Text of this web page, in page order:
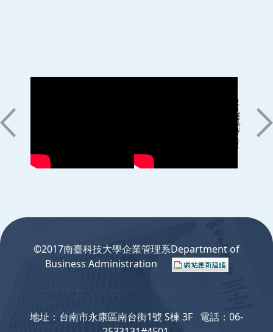
©2017南臺科技大學企業管理系Department of
Business Administration
地址：台南市永康區南台街1號 S棟 3F 電話：06-